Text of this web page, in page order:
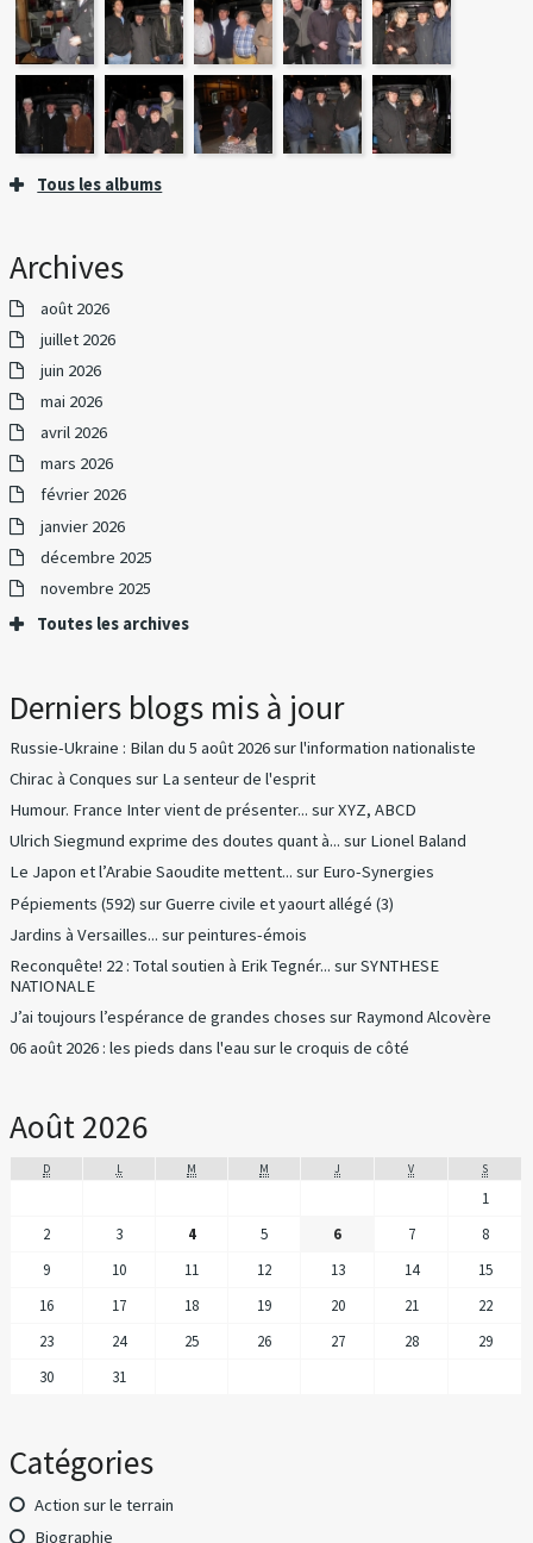
Tous les albums
Archives
août 2026
juillet 2026
juin 2026
mai 2026
avril 2026
mars 2026
février 2026
janvier 2026
décembre 2025
novembre 2025
Toutes les archives
Derniers blogs mis à jour
Russie-Ukraine : Bilan du 5 août 2026surl'information nationaliste
Chirac à Conques sur La senteur de l'esprit
Humour. France Inter vient de présenter... surXYZ, ABCD
Ulrich Siegmund exprime des doutes quant à... sur Lionel Baland
Le Japon et l’Arabie Saoudite mettent... sur Euro-Synergies
Pépiements (592) surGuerre civile et yaourt allégé (3)
Jardins à Versailles... surpeintures-émois
Reconquête! 22 : Total soutien à Erik Tegnér... surSYNTHESE
NATIONALE
J’ai toujours l’espérance de grandes choses sur Raymond Alcovère
06 août 2026 : les pieds dans l'eau surle croquis de côté
Août 2026
D L M M J V S
1
2
3 4 5 6 7
8
9
10 11 12 13 14
15
16
17 18 19 20 21
22
23
24 25 26 27 28
29
30
31
Catégories
Action sur le terrain
Biographie